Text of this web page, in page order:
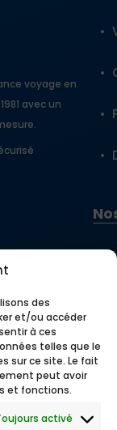
des
et/ou accéder
à ces
telles que le
sur ce site. Le fait
peut avoir
et fonctions.
activé
voyage en
avec un